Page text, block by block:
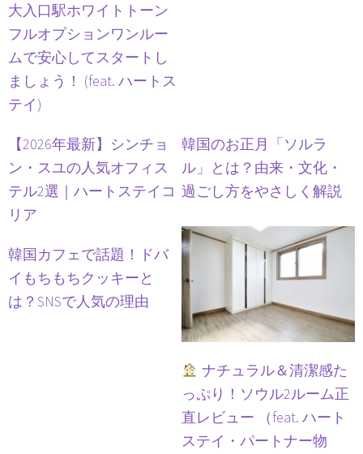
大入口駅ホワイトトーン
フルオプションワンルー
ムで安心してスタートし
ましょう！ (feat. ハートス
テイ)
【2026年最新】シンチョ
ン・スユの人気オフィス
テル2選｜ハートステイコ
リア
韓国のお正月「ソルラ
ル」とは？由来・文化・
過ごし方をやさしく解説
韓国カフェで話題！ドバ
イもちもちクッキーと
は？SNSで人気の理由
ナチュラル＆清潔感た
っぷり！ソウル2ルーム正
直レビュー （feat. ハート
ステイ・パートナー物